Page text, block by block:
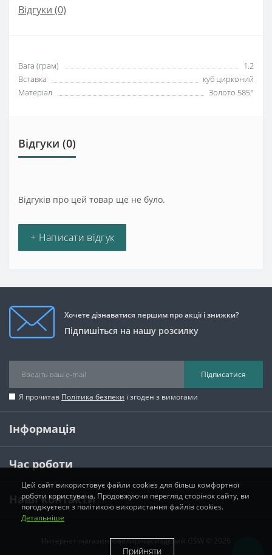
Відгуки (0)
Вага (грам)
1.2
Вставка
куб цирконий
Матеріал
Золото 585°
Відгуки (0)
Відгуків про цей товар ще не було.
+ Написати відгук
Хочете дізнаватися першим про акції і знижки?
Підпишіться на нашу розсилку
Підписатися
Я прочитав Політика безпеки і згоден з вимогами
Інформація
Час роботи
Наші контакти
Интернет-магазин ювелирных изделий GSW © 2026
Цей сайт використовує файли cookies для більш комфортної
роботи користувача. Продовжуючи перегляд сторінок сайту, ви
погоджуєтеся з політикою використання файлів cookies.
Детальніше
Прийняти